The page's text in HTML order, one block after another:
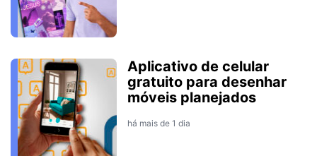
Aplicativo de celular
gratuito para desenhar
móveis planejados
há mais de 1 dia